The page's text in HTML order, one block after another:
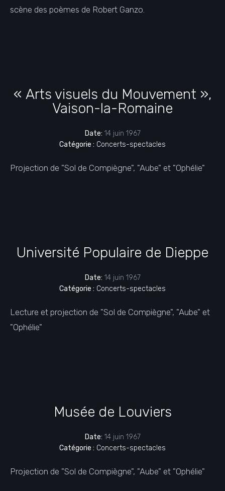
scène des poèmes de Robert Ganzo.
« Arts visuels du Mouvement »,
Vaison-la-Romaine
Date: 14 juin 1967
Catégorie : Concerts-spectacles
Projection de "Sol de Compiègne", "Aube" et "Ophélie"
Université Populaire de Dieppe
Date: 14 juin 1967
Catégorie : Concerts-spectacles
Lecture et projection de "Sol de Compiègne", "Aube" et
"Ophélie"
Musée de Louviers
Date: 14 juin 1967
Catégorie : Concerts-spectacles
Projection de "Sol de Compiègne", "Aube" et "Ophélie"